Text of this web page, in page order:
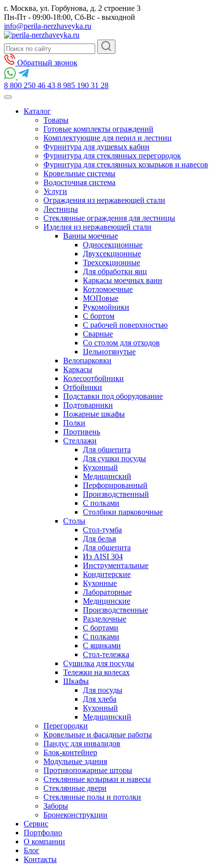
г. Москва, ул. Горбунова, д. 2 строение 3
Пн-Пт - 09:00-18:00, Сб-Вс - выходной
info@perila-nerzhaveyka.ru
Обратный звонок
8 800 250 46 43 8 985 190 31 28
Каталог
Товары
Готовые комплекты ограждений
Комплектующие для перил и лестниц
Фурнитура для душевых кабин
Фурнитура для стеклянных перегородок
Фурнитура для стеклянных козырьков и навесов
Кровельные системы
Водосточная система
Услуги
Ограждения из нержавеющей стали
Лестницы
Стеклянные ограждения для лестницы
Изделия из нержавеющей стали
Ванны моечные
Односекционные
Двухсекционные
Трехсекционные
Для обработки яиц
Каркасы моечных ванн
Котломоечные
МОПовые
Рукомойники
С бортом
С рабочей поверхностью
Сварные
Со столом для отходов
Цельнотянутые
Велопарковки
Каркасы
Колесоотбойники
Отбойники
Подставки под оборудование
Подтоварники
Пожарные шкафы
Полки
Противень
Стеллажи
Для общепита
Для сушки посуды
Кухонный
Медицинский
Перфорированный
Производственный
С полками
Столбики парковочные
Столы
Cтол-тумба
Для белья
Для общепита
Из AISI 304
Инструментальные
Кондитерские
Кухонные
Лабораторные
Медицинские
Производственные
Разделочные
С бортами
С полками
С ящиками
Стол-тележка
Сушилка для посуды
Тележки на колесах
Шкафы
Для посуды
Для хлеба
Кухонный
Медицинский
Перегородки
Кровельные и фасадные работы
Пандус для инвалидов
Блок-контейнер
Модульные здания
Противопожарные шторы
Стеклянные козырьки и навесы
Стеклянные двери
Стеклянные полы и потолки
Заборы
Бронеконструкции
Сервис
Портфолио
О компании
Блог
Контакты